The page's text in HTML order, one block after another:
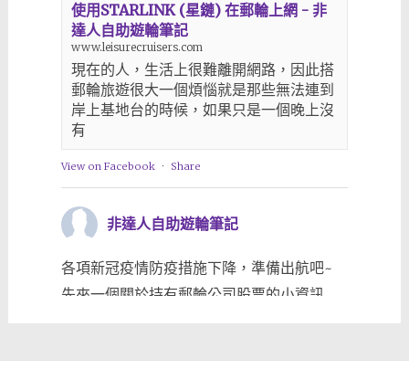
使用STARLINK (星鏈) 在郵輪上網 - 非
達人自助遊輪筆記
www.leisurecruisers.com
現在的人，生活上很難離開網路，因此搭
郵輪旅遊很大一個煩惱就是那些無法連到
岸上基地台的時候，如果只是一個晚上沒
有
View on Facebook · Share
非達人自助遊輪筆記
各項新冠疫情防疫措施下降，準備出航吧~
先來一個關於持有郵輪公司股票的小資訊